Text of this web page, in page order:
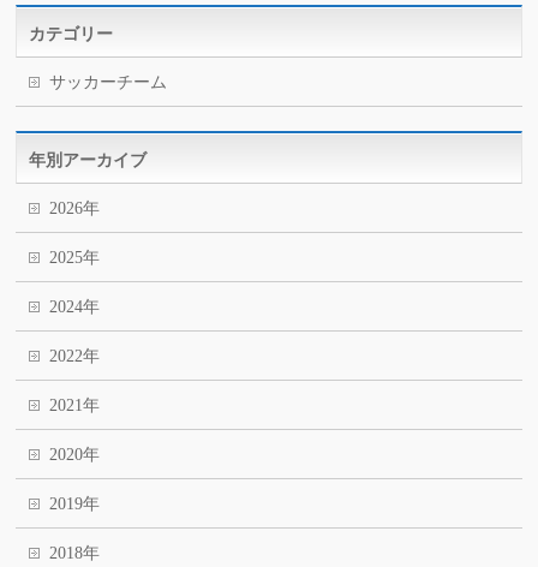
カテゴリー
サッカーチーム
年別アーカイブ
2026年
2025年
2024年
2022年
2021年
2020年
2019年
2018年